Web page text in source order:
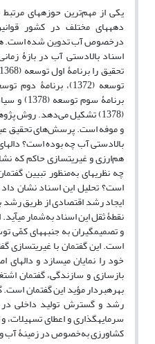
یکی از مهم‌ترین حوزه‏های
دهه‏های مختلف در کشور
درخصوص آب تدوین شده است.
برنامۀ
(1378) تشکیل می‌دهد. روش
و موفه است. پرسش‌های تحقیق
بالادستی آب چه بوده است؟
هم‌ارزی و غیریت‏سازی حاکم که
چه نظریه‏ای به‌منظور تبیین
است؟ تحلیل این اسناد نشان
ایجاد رشد اقتصادی از طریق
نقطۀ ثقل این اسناد به‌شمار
و تصمیم‏گیران به جنبه‏های کمّی
است. این گفتمان با غیریت‏سازی
خود را نمایان می‏سازد و
بازسازی و سازندگی، گفتمان
بهره‏بردار مؤید این گفتمان
رشد و گسترش تولید داخلی
سرمایه‏‏گذاری و اعطای تسهیلات،
کشاورزی به‌خصوص در زمینۀ آب و